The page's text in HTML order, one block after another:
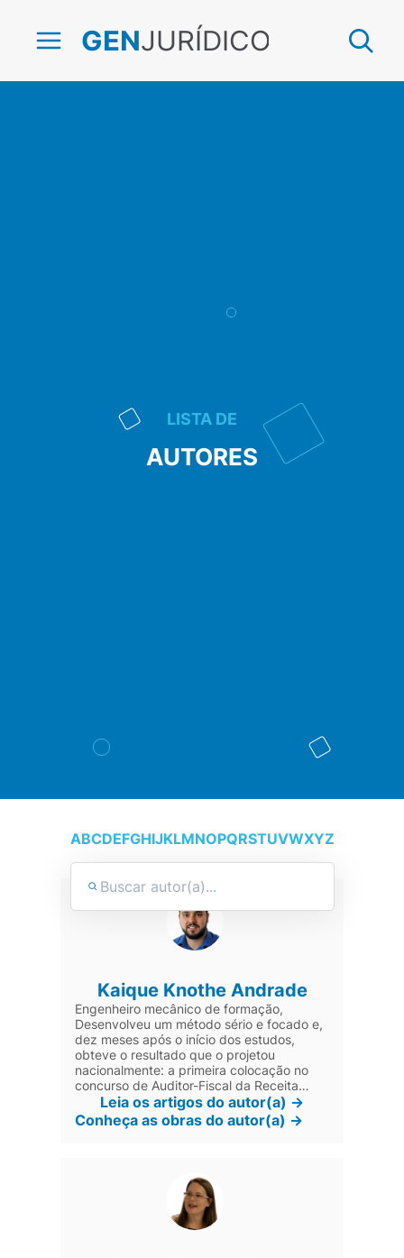
GENJURÍDICO
LISTA DE
AUTORES
ABCDEFGHIJKLMNOPQRSTUVWXYZ
Kaique Knothe Andrade
Engenheiro mecânico de formação,
Desenvolveu um método sério e focado e,
dez meses após o início dos estudos,
obteve o resultado que o projetou
nacionalmente: a primeira colocação no
concurso de Auditor-Fiscal da Receita
Federal do Brasil. Após a aprovação para
Auditor-Fiscal em 2014, contando com a
grande repercussão gerada nos fóruns e
incluíram entrevistas, palestras sobre a
carreira pública e auxílio direto a centenas
Leia os artigos do autor(a) ->
Conheça as obras do autor(a) ->